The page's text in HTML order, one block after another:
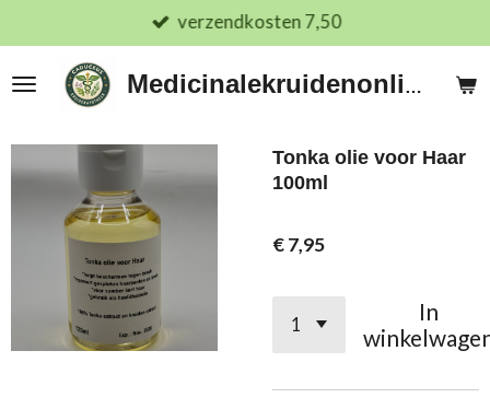
direct
naar
Medicinalekruidenonline.nl
verzendkosten 7,50
Tonka olie voor Haar
100ml
€ 7,95
In